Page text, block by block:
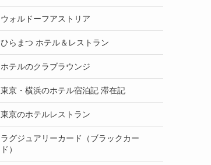
ウォルドーフアストリア
ひらまつ ホテル＆レストラン
ホテルのクラブラウンジ
東京・横浜のホテル宿泊記 滞在記
東京のホテルレストラン
ラグジュアリーカード（ブラックカー
ド）